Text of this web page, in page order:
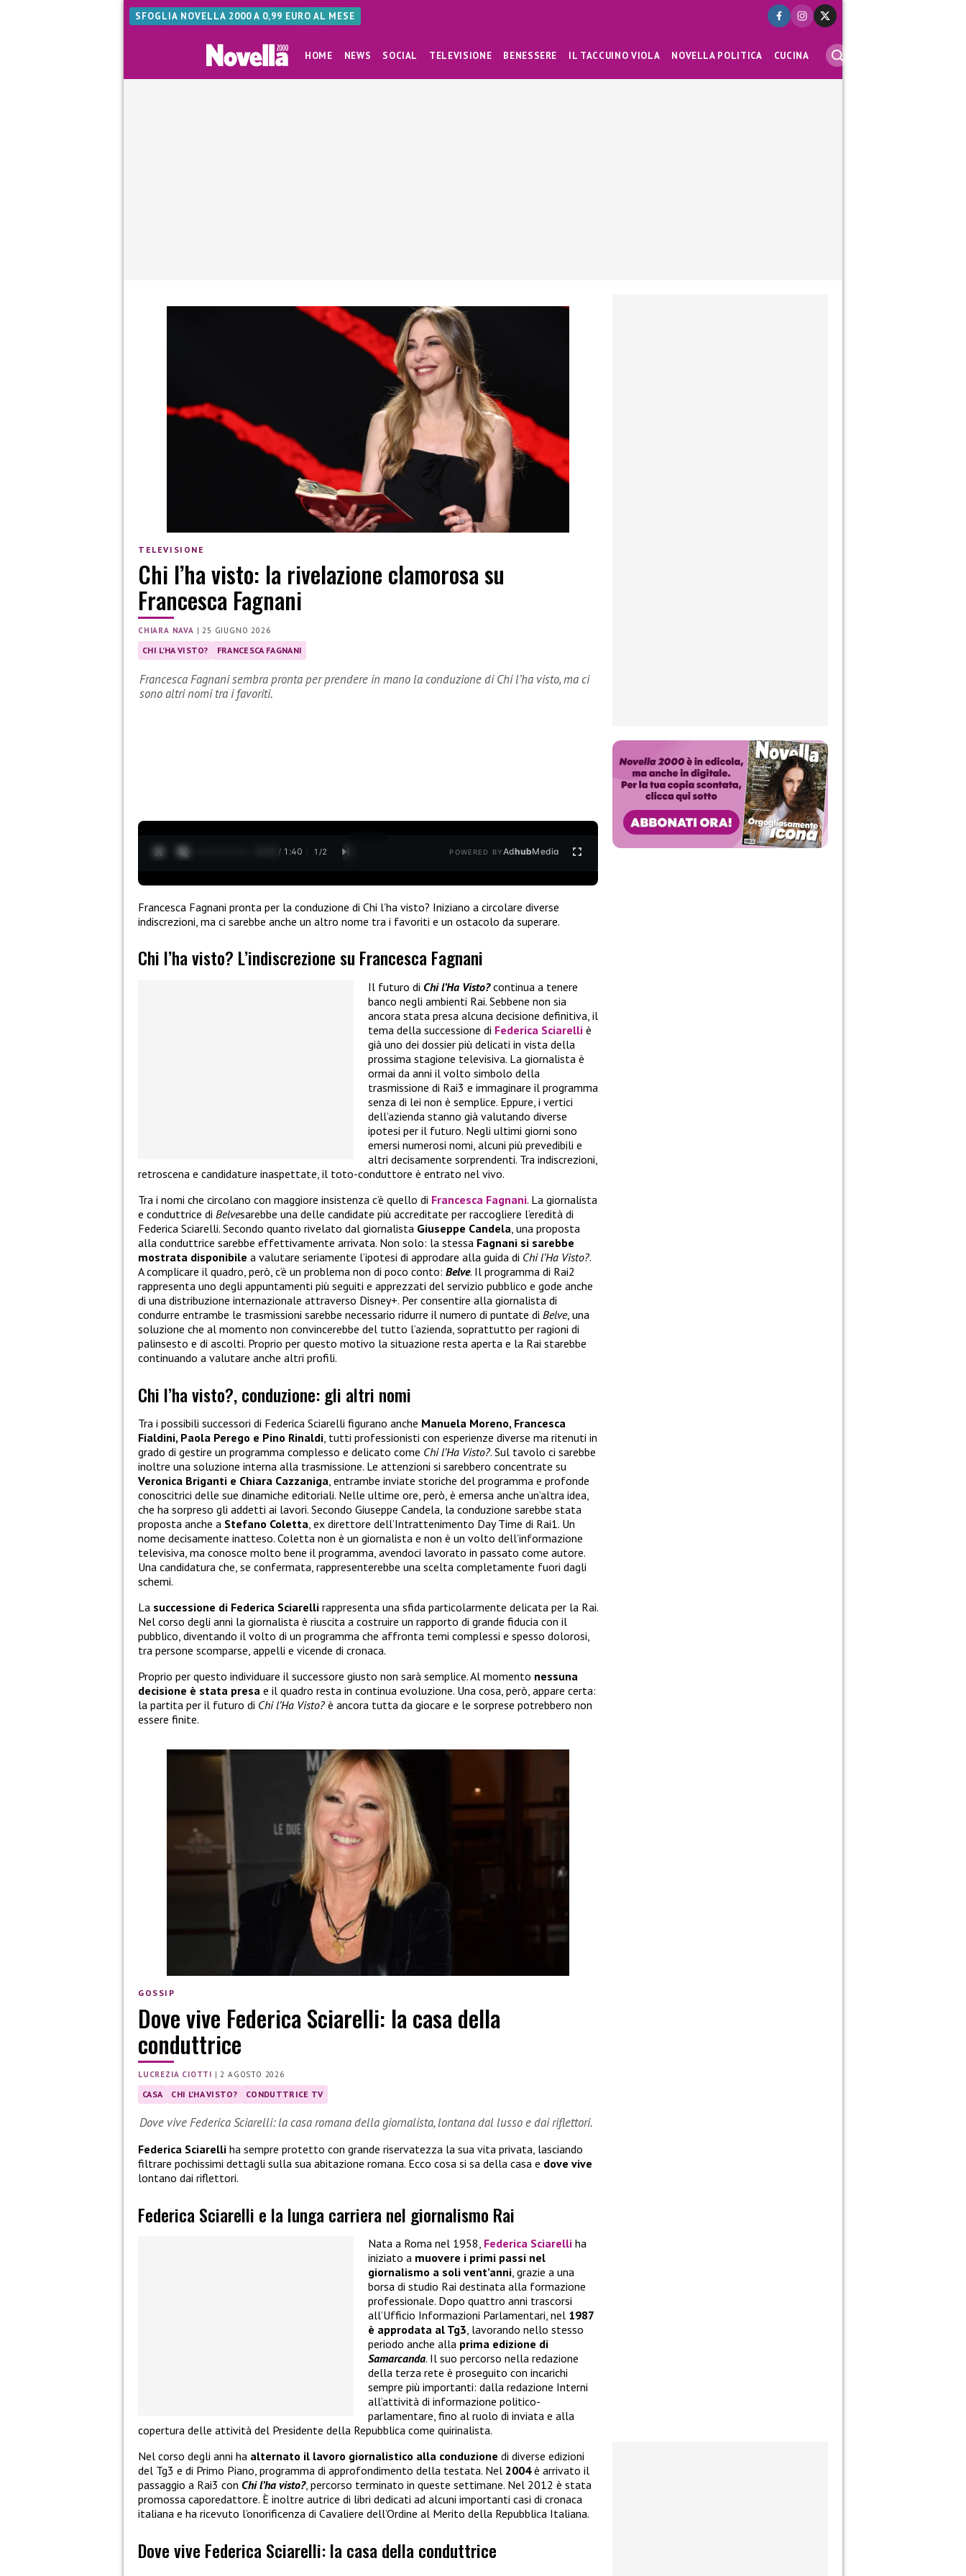
SFOGLIA NOVELLA 2000 A 0,99 EURO AL MESE
HOME NEWS SOCIAL TELEVISIONE BENESSERE IL TACCUINO VIOLA NOVELLA POLITICA CUCINA
TELEVISIONE
Chi l’ha visto: la rivelazione clamorosa su
Francesca Fagnani
CHIARA NAVA |25 GIUGNO 2026
CHI L'HA VISTO? FRANCESCA FAGNANI
Francesca Fagnani sembra pronta per prendere in mano la conduzione di Chi l’ha visto, ma ci
sono altri nomi tra i favoriti.
0:13 / 1:40 1 /2 POWERED BYAdhubMedia
Francesca Fagnani pronta per la conduzione di Chi l’ha visto? Iniziano a circolare diverse
indiscrezioni, ma ci sarebbe anche un altro nome tra i favoriti e un ostacolo da superare.
Chi l’ha visto? L’indiscrezione su Francesca Fagnani
Il futuro di Chi l’Ha Visto?continua a tenere
banco negli ambienti Rai. Sebbene non sia
ancora stata presa alcuna decisione definitiva, il
tema della successione di Federica Sciarelli è
già uno dei dossier più delicati in vista della
prossima stagione televisiva. La giornalista è
ormai da anni il volto simbolo della
trasmissione di Rai3 e immaginare il programma
senza di lei non è semplice. Eppure, i vertici
dell’azienda stanno già valutando diverse
ipotesi per il futuro. Negli ultimi giorni sono
emersi numerosi nomi, alcuni più prevedibili e
altri decisamente sorprendenti. Tra indiscrezioni,
retroscena e candidature inaspettate, il toto-conduttore è entrato nel vivo.
Tra i nomi che circolano con maggiore insistenza c’è quello di Francesca Fagnani. La giornalista
e conduttrice di Belvesarebbe una delle candidate più accreditate per raccogliere l’eredità di
Federica Sciarelli. Secondo quanto rivelato dal giornalista Giuseppe Candela, una proposta
alla conduttrice sarebbe effettivamente arrivata. Non solo: la stessa Fagnani si sarebbe
mostrata disponibile a valutare seriamente l’ipotesi di approdare alla guida di Chi l’Ha Visto?.
A complicare il quadro, però, c’è un problema non di poco conto: Belve. Il programma di Rai2
rappresenta uno degli appuntamenti più seguiti e apprezzati del servizio pubblico e gode anche
di una distribuzione internazionale attraverso Disney+. Per consentire alla giornalista di
condurre entrambe le trasmissioni sarebbe necessario ridurre il numero di puntate di Belve, una
soluzione che al momento non convincerebbe del tutto l’azienda, soprattutto per ragioni di
palinsesto e di ascolti. Proprio per questo motivo la situazione resta aperta e la Rai starebbe
continuando a valutare anche altri profili.
Chi l’ha visto?, conduzione: gli altri nomi
Tra i possibili successori di Federica Sciarelli figurano anche Manuela Moreno, Francesca
Fialdini, Paola Perego e Pino Rinaldi, tutti professionisti con esperienze diverse ma ritenuti in
grado di gestire un programma complesso e delicato come Chi l’Ha Visto?. Sul tavolo ci sarebbe
inoltre una soluzione interna alla trasmissione. Le attenzioni si sarebbero concentrate su
Veronica Briganti e Chiara Cazzaniga, entrambe inviate storiche del programma e profonde
conoscitrici delle sue dinamiche editoriali. Nelle ultime ore, però, è emersa anche un’altra idea,
che ha sorpreso gli addetti ai lavori. Secondo Giuseppe Candela, la conduzione sarebbe stata
proposta anche a Stefano Coletta, ex direttore dell’Intrattenimento Day Time di Rai1. Un
nome decisamente inatteso. Coletta non è un giornalista e non è un volto dell’informazione
televisiva, ma conosce molto bene il programma, avendoci lavorato in passato come autore.
Una candidatura che, se confermata, rappresenterebbe una scelta completamente fuori dagli
schemi.
La successione di Federica Sciarelli rappresenta una sfida particolarmente delicata per la Rai.
Nel corso degli anni la giornalista è riuscita a costruire un rapporto di grande fiducia con il
pubblico, diventando il volto di un programma che affronta temi complessi e spesso dolorosi,
tra persone scomparse, appelli e vicende di cronaca.
Proprio per questo individuare il successore giusto non sarà semplice. Al momento nessuna
decisione è stata presa e il quadro resta in continua evoluzione. Una cosa, però, appare certa:
la partita per il futuro di Chi l’Ha Visto? è ancora tutta da giocare e le sorprese potrebbero non
essere finite.
GOSSIP
Dove vive Federica Sciarelli: la casa della
conduttrice
LUCREZIA CIOTTI | 2 AGOSTO 2026
CASA CHI L'HA VISTO? CONDUTTRICE TV
Dove vive Federica Sciarelli: la casa romana della giornalista, lontana dal lusso e dai riflettori.
Federica Sciarelli ha sempre protetto con grande riservatezza la sua vita privata, lasciando
filtrare pochissimi dettagli sulla sua abitazione romana. Ecco cosa si sa della casa e dove vive
lontano dai riflettori.
Federica Sciarelli e la lunga carriera nel giornalismo Rai
Nata a Roma nel 1958, Federica Sciarelli ha
iniziato a muovere i primi passi nel
giornalismo a soli vent’anni, grazie a una
borsa di studio Rai destinata alla formazione
professionale. Dopo quattro anni trascorsi
all’Ufficio Informazioni Parlamentari, nel 1987
è approdata al Tg3, lavorando nello stesso
periodo anche alla prima edizione di
Samarcanda. Il suo percorso nella redazione
della terza rete è proseguito con incarichi
sempre più importanti: dalla redazione Interni
all’attività di informazione politico-
parlamentare, fino al ruolo di inviata e alla
copertura delle attività del Presidente della Repubblica come quirinalista.
Nel corso degli anni ha alternato il lavoro giornalistico alla conduzione di diverse edizioni
del Tg3 e di Primo Piano, programma di approfondimento della testata. Nel 2004è arrivato il
passaggio a Rai3 con Chi l’ha visto?, percorso terminato in queste settimane. Nel 2012 è stata
promossa caporedattore. È inoltre autrice di libri dedicati ad alcuni importanti casi di cronaca
italiana e ha ricevuto l’onorificenza di Cavaliere dell’Ordine al Merito della Repubblica Italiana.
Dove vive Federica Sciarelli: la casa della conduttrice